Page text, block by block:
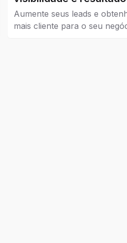
seu negócio
Aumente seus leads e
mais cliente para o seu